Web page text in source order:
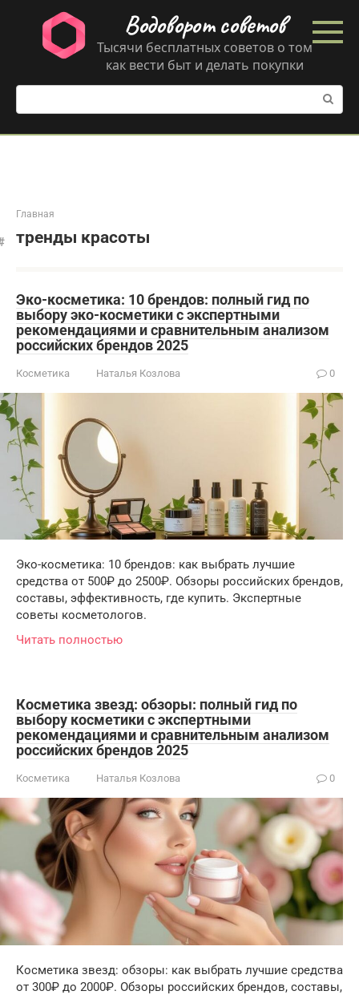
контенту
Водоворот советов
Тысячи бесплатных советов о том
как вести быт и делать покупки
Поиск:
Главная
тренды красоты
Эко-косметика: 10 брендов: полный гид по
выбору эко-косметики с экспертными
рекомендациями и сравнительным анализом
российских брендов 2025
Косметика Наталья Козлова 0
Эко-косметика: 10 брендов: как выбрать лучшие
средства от 500₽ до 2500₽. Обзоры российских брендов,
составы, эффективность, где купить. Экспертные
советы косметологов.
Читать полностью
Косметика звезд: обзоры: полный гид по
выбору косметики с экспертными
рекомендациями и сравнительным анализом
российских брендов 2025
Косметика Наталья Козлова 0
Косметика звезд: обзоры: как выбрать лучшие средства
от 300₽ до 2000₽. Обзоры российских брендов, составы,